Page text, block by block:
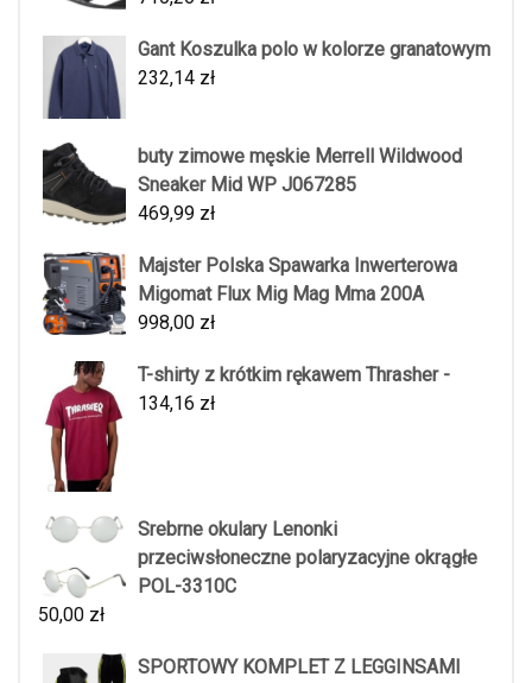
Gant Koszulka polo w kolorze granatowym
232,14 zł
buty zimowe męskie Merrell Wildwood
Sneaker Mid WP J067285
469,99 zł
Majster Polska Spawarka Inwerterowa
Migomat Flux Mig Mag Mma 200A
998,00 zł
T-shirty z krótkim rękawem Thrasher -
134,16 zł
Srebrne okulary Lenonki
przeciwsłoneczne polaryzacyjne okrągłe
POL-3310C
50,00 zł
SPORTOWY KOMPLET Z LEGGINSAMI